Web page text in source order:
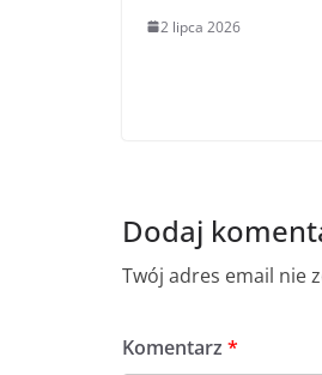
2 lipca 2026
Dodaj
Twój adres email nie
Komentarz *